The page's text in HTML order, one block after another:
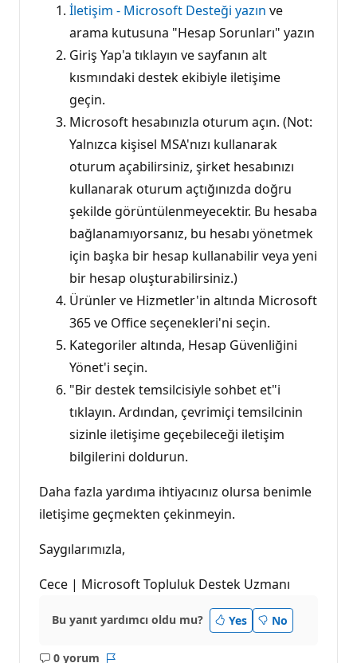
İletişim - Microsoft Desteği yazın ve
arama kutusuna "Hesap Sorunları" yazın
Giriş Yap'a tıklayın ve sayfanın alt
kısmındaki destek ekibiyle iletişime
geçin.
Microsoft hesabınızla oturum açın. (Not:
Yalnızca kişisel MSA'nızı kullanarak
oturum açabilirsiniz, şirket hesabınızı
kullanarak oturum açtığınızda doğru
şekilde görüntülenmeyecektir. Bu hesaba
bağlanamıyorsanız, bu hesabı yönetmek
için başka bir hesap kullanabilir veya yeni
bir hesap oluşturabilirsiniz.)
Ürünler ve Hizmetler'in altında Microsoft
365 ve Office seçenekleri'ni seçin.
Kategoriler altında, Hesap Güvenliğini
Yönet'i seçin.
"Bir destek temsilcisiyle sohbet et"i
tıklayın. Ardından, çevrimiçi temsilcinin
sizinle iletişime geçebileceği iletişim
bilgilerini doldurun.
Daha fazla yardıma ihtiyacınız olursa benimle
iletişime geçmekten çekinmeyin.
Saygılarımızla,
Cece | Microsoft Topluluk Destek Uzmanı
Bu yanıt yardımcı oldu mu? Yes No
0 yorum